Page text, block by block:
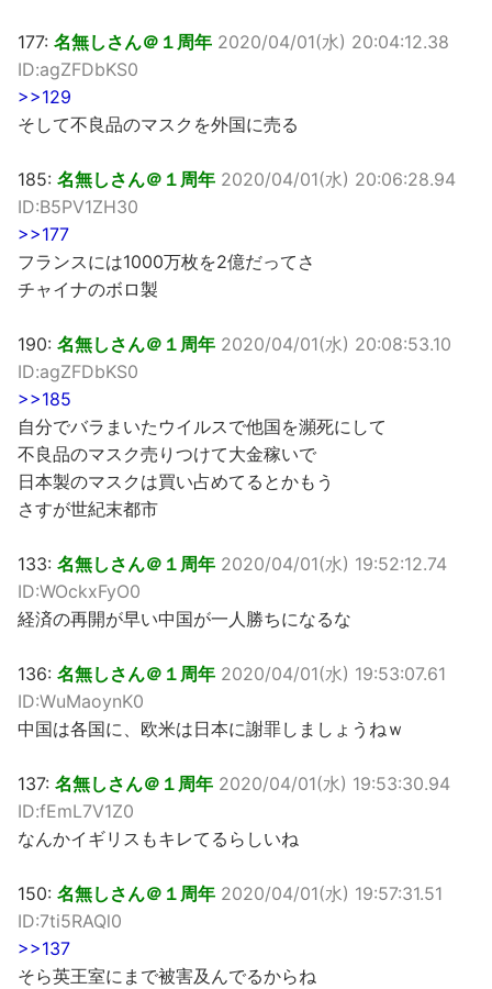
177: 名無しさん＠１周年 2020/04/01(水) 20:04:12.38
ID:agZFDbKS0
>>129
そして不良品のマスクを外国に売る
185: 名無しさん＠１周年 2020/04/01(水) 20:06:28.94
ID:B5PV1ZH30
>>177
フランスには1000万枚を2億だってさ
チャイナのボロ製
190: 名無しさん＠１周年 2020/04/01(水) 20:08:53.10
ID:agZFDbKS0
>>185
自分でバラまいたウイルスで他国を瀕死にして
不良品のマスク売りつけて大金稼いで
日本製のマスクは買い占めてるとかもう
さすが世紀末都市
133: 名無しさん＠１周年 2020/04/01(水) 19:52:12.74
ID:WOckxFyO0
経済の再開が早い中国が一人勝ちになるな
136: 名無しさん＠１周年 2020/04/01(水) 19:53:07.61
ID:WuMaoynK0
中国は各国に、欧米は日本に謝罪しましょうねｗ
137: 名無しさん＠１周年 2020/04/01(水) 19:53:30.94
ID:fEmL7V1Z0
なんかイギリスもキレてるらしいね
150: 名無しさん＠１周年 2020/04/01(水) 19:57:31.51
ID:7ti5RAQl0
>>137
そら英王室にまで被害及んでるからね